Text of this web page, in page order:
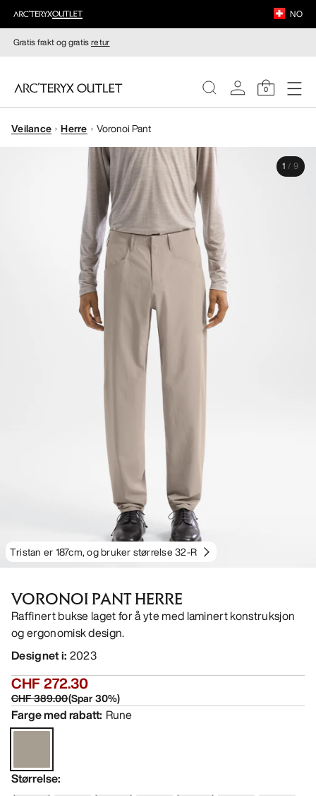
NO
Gratis frakt og gratisretur
0
DAMER
Veilance Herre Voronoi Pant
Tristan er 187cm, og bruker størrelse 32-R
1 / 9
VORONOI PANT HERRE
Raffinert bukse laget for å yte med laminert konstruksjon
og ergonomisk design.
Designet i: 2023
CHF 272.30
CHF 389.00(Spar30%)
Farge med rabatt: Rune
Størrelse: